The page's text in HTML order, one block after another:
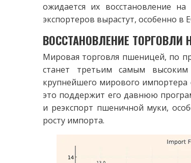
ожидается их восстановление
экспортеров вырастут, особенно в
ВОССТАНОВЛЕНИЕ ТОРГОВЛИ
Мировая торговля пшеницей, по
станет третьим самым высоким
крупнейшего мирового
это поддержит его давнюю
и реэкспорт пшеничной муки,
росту импорта.